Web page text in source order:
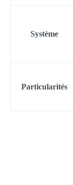
Système
Particularités